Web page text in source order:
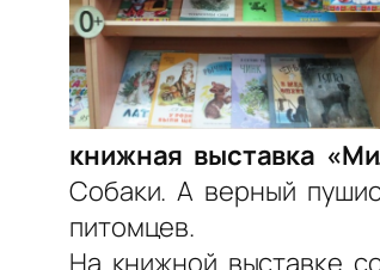
книжная выставка
Собаки. А верный
питомцев.
На книжной выставке